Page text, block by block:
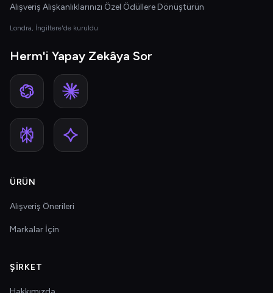
Alışveriş Alışkanlıklarınızı Özel Ödüllere Dönüştürün
Londra, İngiltere'de kuruldu
Herm'i Yapay Zekâya Sor
ÜRÜN
Alışveriş Önerileri
Markalar İçin
ŞIRKET